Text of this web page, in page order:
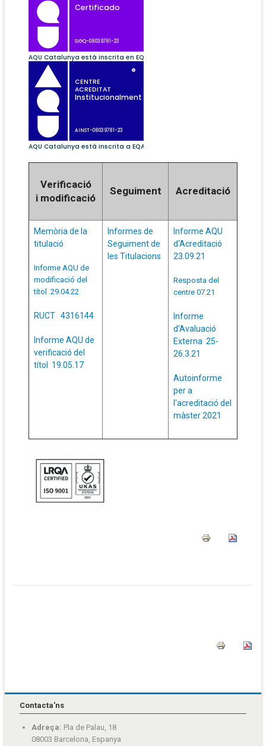
Verificació
i modificació
Seguiment Acreditació
Memòria de la
titulació
Informe AQU de
modificació del
títol 29.04.22
RUCT 4316144
Informe AQU de
verificació del
títol 19.05.17
Informes de
Seguiment de
les Titulacions
Informe AQU
d'Acreditació
23.09.21
Resposta del
centre 07.21
Informe
d'Avaluació
Externa 25-
26.3.21
Autoinforme
per a
l'acreditació del
màster 2021
Contacta'ns
Adreça: Pla de Palau, 18
08003 Barcelona, Espanya